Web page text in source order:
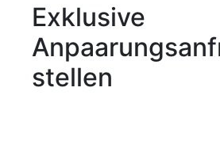
Exklusive
stellen